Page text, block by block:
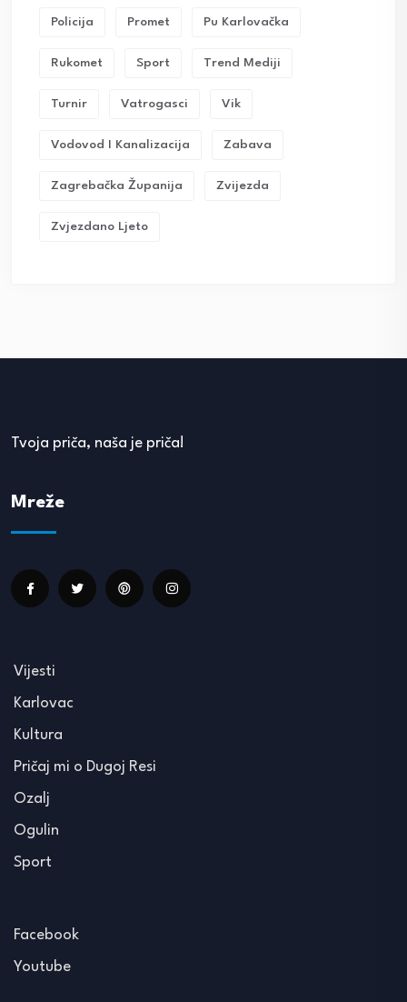
Policija Promet Pu Karlovačka
Rukomet Sport Trend Mediji
Turnir Vatrogasci Vik
Vodovod I Kanalizacija Zabava
Zagrebačka Županija Zvijezda
Zvjezdano Ljeto
Tvoja priča, naša je priča!
Mreže
Vijesti
Karlovac
Kultura
Pričaj mi o Dugoj Resi
Ozalj
Ogulin
Sport
Facebook
Youtube